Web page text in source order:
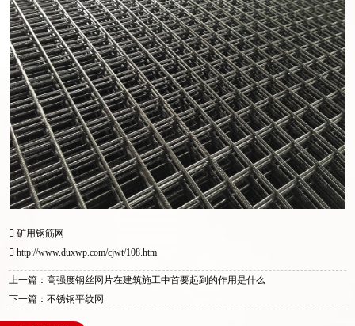
矿用钢筋网
http://www.duxwp.com/cjwt/108.htm
上一篇：高强度钢丝网片在建筑施工中首要起到的作用是什么
下一篇：不锈钢平纹网